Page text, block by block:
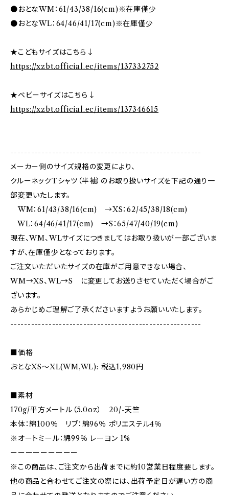
●おとなWM：61/43/38/16(cm)※在庫僅少
●おとなWL：64/46/41/17(cm)※在庫僅少
★こどもサイズはこちら↓
https://xzbt.official.ec/items/137332752
★ベビーサイズはこちら↓
https://xzbt.official.ec/items/137346615
-------------------------------------------------------
メーカー側のサイズ規格の変更により、
クルーネックTシャツ（半袖）のお取り扱いサイズを下記の通り一
部変更いたします。
WM：61/43/38/16(cm) →XS：62/45/38/18(cm)
WL：64/46/41/17(cm) →S：65/47/40/19(cm)
現在、WM、WLサイズにつきましてはお取り扱いが一部ございま
すが、在庫僅少となっております。
ご注文いただいたサイズの在庫がご用意できない場合、
WM→XS、WL→S に変更してお送りさせていただく場合がご
ざいます。
あらかじめご理解ご了承くださいますようお願いいたします。
-------------------------------------------------------
■価格
おとなXS～XL(WM,WL): 税込1,980円
■素材
170g/平方メートル（5.0oz） 20/-天竺
本体：綿100％ リブ：綿96％ ポリエステル4％
※オートミール：綿99％ レーヨン 1%
ーーーーーーーーー
※この商品は、ご注文から出荷までに約10営業日程度要します。
他の商品と合わせてご注文の際には、出荷予定日が遅い方の商